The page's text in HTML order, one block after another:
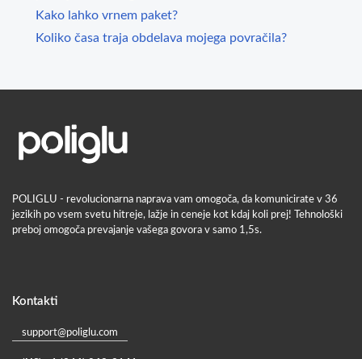
Kako lahko vrnem paket?
Koliko časa traja obdelava mojega povračila?
POLIGLU - revolucionarna naprava vam omogoča, da komunicirate v 36
jezikih po vsem svetu hitreje, lažje in ceneje kot kdaj koli prej! Tehnološki
preboj omogoča prevajanje vašega govora v samo 1,5s.
Kontakti
support@poliglu.com